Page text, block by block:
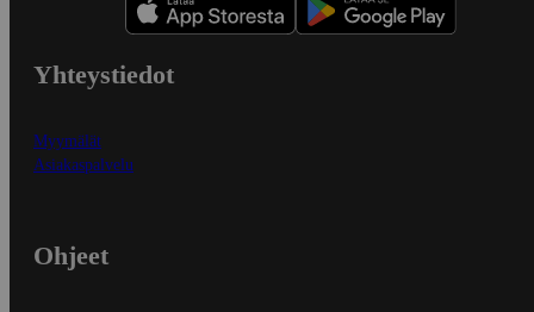
Yhteystiedot
Myymälät
Asiakaspalvelu
Ohjeet